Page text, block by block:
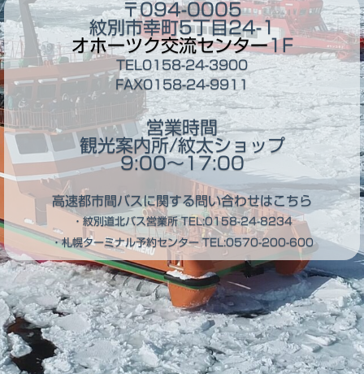
〒094-0005
紋別市幸町5丁目24-1
オホーツク交流センター1F
TEL0158-24-3900
FAX0158-24-9911
営業時間
観光案内所/紋太ショップ
9:00～17:00
高速都市間バスに関する問い合わせはこちら
・紋別道北バス営業所TEL:0158-24-8234
・札幌ターミナル予約センターTEL:0570-200-600